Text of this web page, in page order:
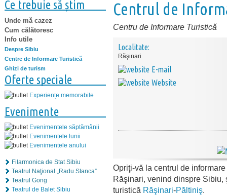
Ce trebuie să știm
Unde mă cazez
Cum călătoresc
Info utile
Despre Sibiu
Centre de Informare Turistică
Ghizi de turism
Oferte speciale
Experiențe memorabile
Evenimente
Evenimentele săptămânii
Evenimentele lunii
Evenimentele anului
Filarmonica de Stat Sibiu
Teatrul Naţional „Radu Stanca”
Teatrul Gong
Teatrul de Balet Sibiu
Centrul de
Centru de Informare Turistică
Localitate:
Răşinari
E-mail
Website
Opriţi-vă la centrul de
Răşinari, venind dinspre Sibiu,
turistică Răşinari-Păltiniş.